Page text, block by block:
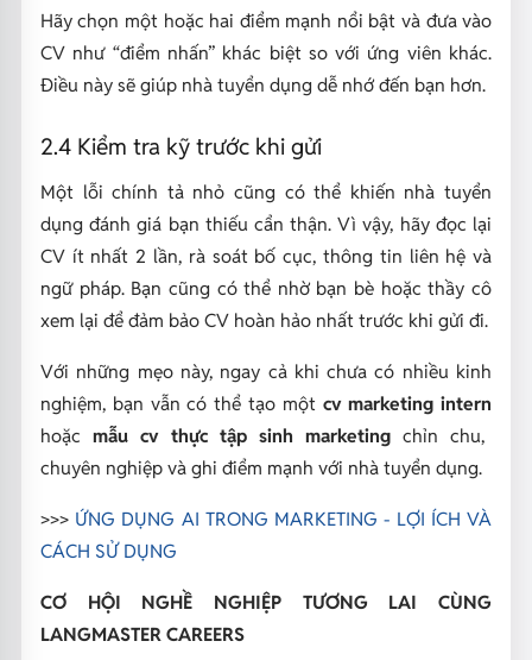
Hãy chọn một hoặc hai điểm mạnh nổi bật và đưa vào
CV như “điểm nhấn” khác biệt so với ứng viên khác.
Điều này sẽ giúp nhà tuyển dụng dễ nhớ đến bạn hơn.
2.4 Kiểm tra kỹ trước khi gửi
Một lỗi chính tả nhỏ cũng có thể khiến nhà tuyển
dụng đánh giá bạn thiếu cẩn thận. Vì vậy, hãy đọc lại
CV ít nhất 2 lần, rà soát bố cục, thông tin liên hệ và
ngữ pháp. Bạn cũng có thể nhờ bạn bè hoặc thầy cô
xem lại để đảm bảo CV hoàn hảo nhất trước khi gửi đi.
Với những mẹo này, ngay cả khi chưa có nhiều kinh
nghiệm, bạn vẫn có thể tạo một cv marketing intern
hoặc mẫu cv thực tập sinh marketing chỉn chu,
chuyên nghiệp và ghi điểm mạnh với nhà tuyển dụng.
>>> ỨNG DỤNG AI TRONG MARKETING - LỢI ÍCH VÀ
CÁCH SỬ DỤNG
CƠ HỘI NGHỀ NGHIỆP TƯƠNG LAI CÙNG
LANGMASTER CAREERS